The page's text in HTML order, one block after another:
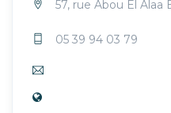
57, rue Abou El Alaa
05 39 94 03 79